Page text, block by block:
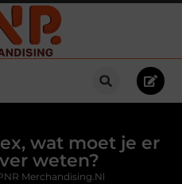
wat moet je er
weten?
Merchandising.nl